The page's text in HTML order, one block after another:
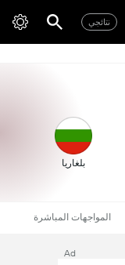
نتائجي
بلغاريا
المواجهات المباشرة
Ad